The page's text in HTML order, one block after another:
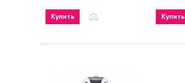
Купить Купить